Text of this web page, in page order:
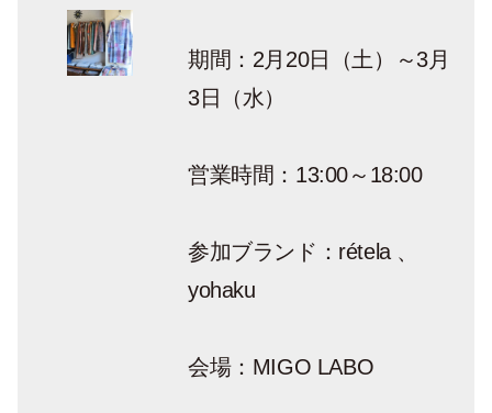
期間：2月20日（土）～3月
3日（水）
営業時間：13:00～18:00
参加ブランド：rétela 、
yohaku
会場：MIGO LABO